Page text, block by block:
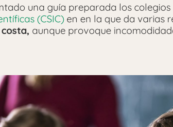
una guía preparada los colegios
(CSIC) en en la que da varias
aunque provoque